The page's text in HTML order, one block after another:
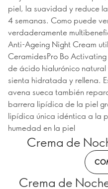
piel, la suavidad y reduce
4 semanas. Como puede
verdaderamente
Anti-Ageing Night Cream
CeramidesPro Bo
de ácido hialurónico
sienta hidratada y rellena.
avena sueca también
barrera lipídica de la piel
lipídica única idéntica a la
humedad en la piel
Crema de
Crema de